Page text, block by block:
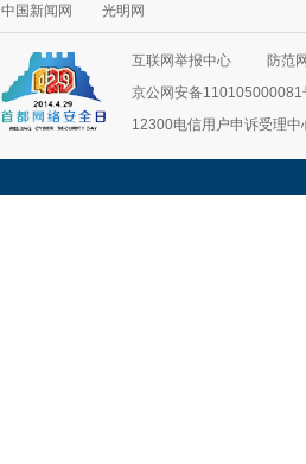
中国新闻网
光明网
互联网举报中心
防范
京公网安备110105000081
12300电信用户申诉受理中